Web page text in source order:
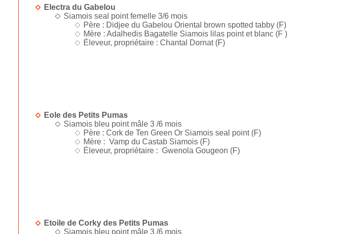
Electra du Gabelou
Siamois seal point femelle 3/6 mois
Père : Didjee du Gabelou Oriental brown spotted tabby (F)
Mère : Adalhedis Bagatelle Siamois lilas point et blanc (F )
Éleveur, propriétaire : Chantal Dornat (F)
Eole des Petits Pumas
Siamois bleu point mâle 3 /6 mois
Père : Cork de Ten Green Or Siamois seal point (F)
Mère : Vamp du Castab Siamois (F)
Éleveur, propriétaire : Gwenola Gougeon (F)
Etoile de Corky des Petits Pumas
Siamois bleu point mâle 3 /6 mois